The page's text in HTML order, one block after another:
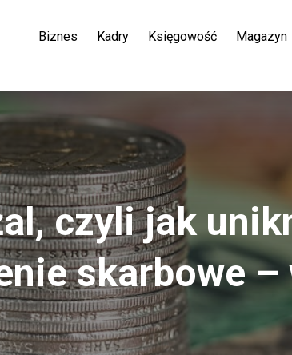
Biznes Kadry Księgowość Magazyn
czyli jak
skarbowe –